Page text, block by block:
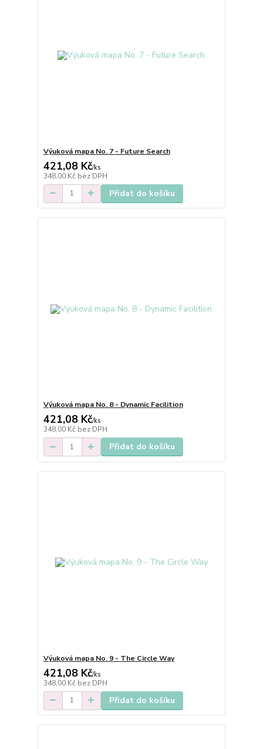
Výuková mapa No. 7 - Future Search
421,08 Kč/ks
348,00 Kč bez DPH
Přidat do košíku
Výuková mapa No. 8 - Dynamic Facilition
421,08 Kč/ks
348,00 Kč bez DPH
Přidat do košíku
Výuková mapa No. 9 - The Circle Way
421,08 Kč/ks
348,00 Kč bez DPH
Přidat do košíku